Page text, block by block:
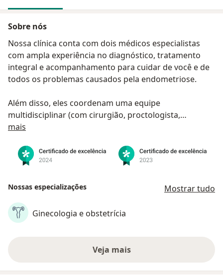
Sobre nós
Nossa clínica conta com dois médicos especialistas
com ampla experiência no diagnóstico, tratamento
integral e acompanhamento para cuidar de você e de
todos os problemas causados pela endometriose.
Além disso, eles coordenam uma equipe
multidisciplinar (com cirurgião, proctologista,
urologista, nutricionista, psicólogo,
em infertilidade, especialista em dor, sexóloga) que
trará segurança, confiança e acolhimento associados
que você precisa em relação à sua saúde contra a
mais
Nossas especializações Mostrar tudo
Ginecologia e obstetrícia
Veja mais